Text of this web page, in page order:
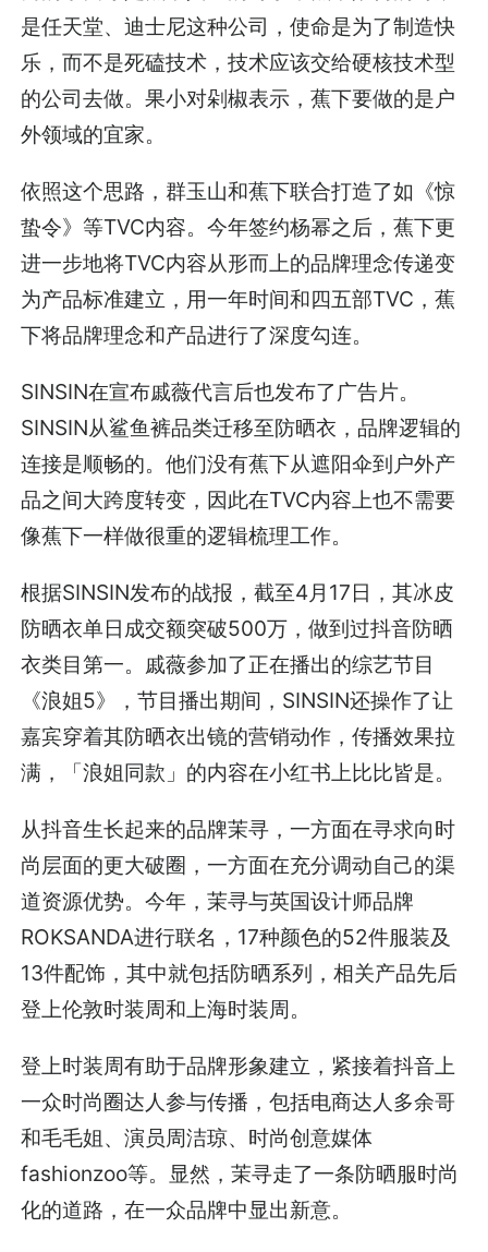
是任天堂、迪士尼这种公司，使命是为了制造快
乐，而不是死磕技术，技术应该交给硬核技术型
的公司去做。果小对剁椒表示，蕉下要做的是户
外领域的宜家。
依照这个思路，群玉山和蕉下联合打造了如《惊
蛰令》等TVC内容。今年签约杨幂之后，蕉下更
进一步地将TVC内容从形而上的品牌理念传递变
为产品标准建立，用一年时间和四五部TVC，蕉
下将品牌理念和产品进行了深度勾连。
SINSIN在宣布戚薇代言后也发布了广告片。
SINSIN从鲨鱼裤品类迁移至防晒衣，品牌逻辑的
连接是顺畅的。他们没有蕉下从遮阳伞到户外产
品之间大跨度转变，因此在TVC内容上也不需要
像蕉下一样做很重的逻辑梳理工作。
根据SINSIN发布的战报，截至4月17日，其冰皮
防晒衣单日成交额突破500万，做到过抖音防晒
衣类目第一。戚薇参加了正在播出的综艺节目
《浪姐5》，节目播出期间，SINSIN还操作了让
嘉宾穿着其防晒衣出镜的营销动作，传播效果拉
满，「浪姐同款」的内容在小红书上比比皆是。
从抖音生长起来的品牌茉寻，一方面在寻求向时
尚层面的更大破圈，一方面在充分调动自己的渠
道资源优势。今年，茉寻与英国设计师品牌
ROKSANDA进行联名，17种颜色的52件服装及
13件配饰，其中就包括防晒系列，相关产品先后
登上伦敦时装周和上海时装周。
登上时装周有助于品牌形象建立，紧接着抖音上
一众时尚圈达人参与传播，包括电商达人多余哥
和毛毛姐、演员周洁琼、时尚创意媒体
fashionzoo等。显然，茉寻走了一条防晒服时尚
化的道路，在一众品牌中显出新意。